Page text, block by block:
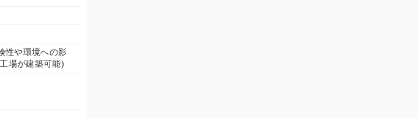
性や環境への影
場が建築可能)